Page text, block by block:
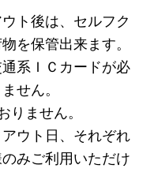
ト後は、セルフク
を保管出来ます。
系ＩＣカードが必
せん。
ません。
ウト日、それぞれ
みご利用いただけ